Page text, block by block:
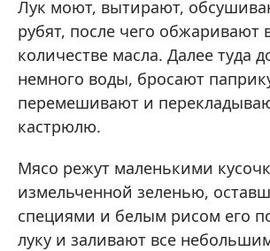
Лук моют, вытирают,
рубят, после чего
количестве масла. Далее туда
немного воды, бросают
перемешивают и
кастрюлю.
Мясо режут маленькими
измельченной зеленью,
специями и белым рисом его
луку и заливают все